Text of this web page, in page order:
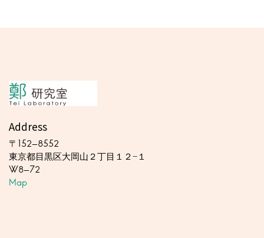
Address
〒152-8552
東京都目黒区大岡山２丁目１２−１
W8-72
Map